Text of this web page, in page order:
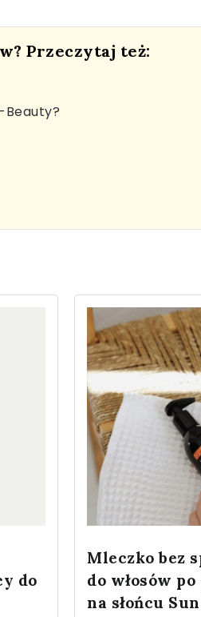
Przeczytaj też:
Beauty?
do
Mleczko bez
do włosów
na słońcu